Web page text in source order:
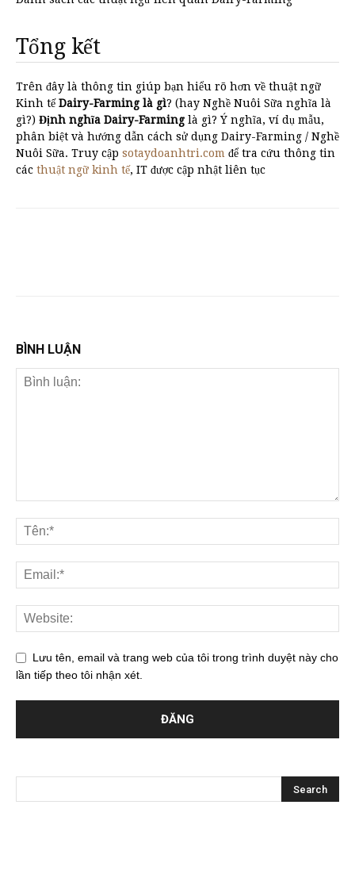
Tổng kết
Trên đây là thông tin giúp bạn hiểu rõ hơn về thuật ngữ
Kinh tếDairy-Farming là gì? (hay Nghề Nuôi Sữa nghĩa là
gì?) Định nghĩa Dairy-Farming là gì? Ý nghĩa, ví dụ mẫu,
phân biệt và hướng dẫn cách sử dụng Dairy-Farming / Nghề
Nuôi Sữa. Truy cập sotaydoanhtri.com để tra cứu thông tin
các thuật ngữ kinh tế, IT được cập nhật liên tục
BÌNH LUẬN
Lưu tên, email và trang web của tôi trong trình duyệt này cho
lần tiếp theo tôi nhận xét.